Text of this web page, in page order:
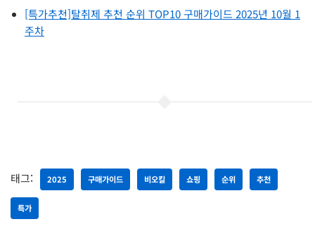
[특가추천]탈취제 추천 순위 TOP10 구매가이드 2025년 10월 1
주차
태그: 2025 구매가이드 비오킬 쇼핑 순위 추천
특가